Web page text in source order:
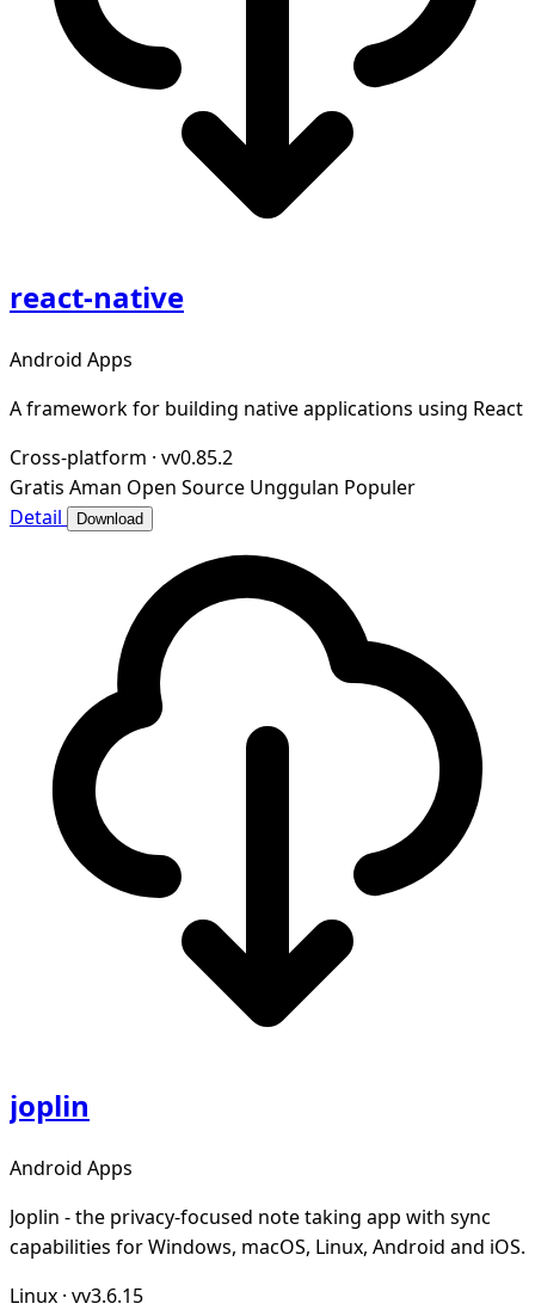
react-native
Android Apps
A framework for building native applications using React
Cross-platform · vv0.85.2
Gratis Aman Open Source Unggulan Populer
Detail
Download
joplin
Android Apps
Joplin - the privacy-focused note taking app with sync
capabilities for Windows, macOS, Linux, Android and iOS.
Linux · vv3.6.15